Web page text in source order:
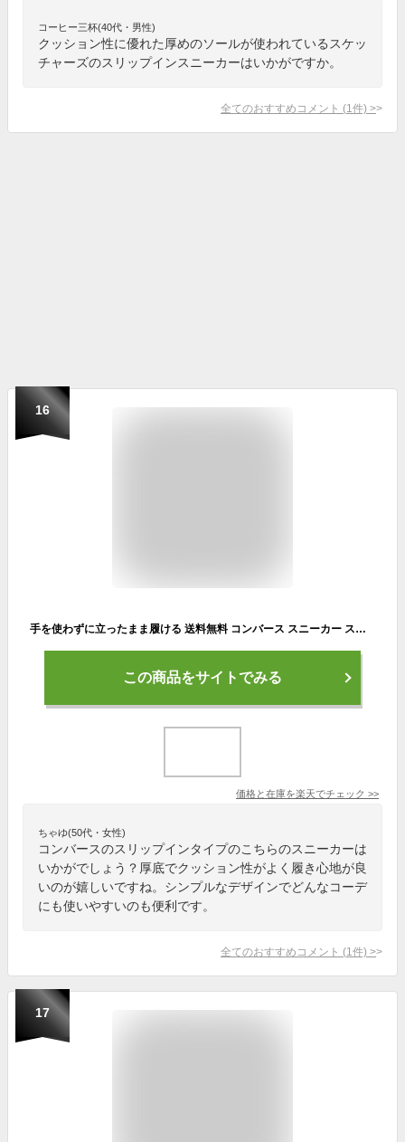
コーヒー三杯(40代・男性)
クッション性に優れた厚めのソールが使われているスケッ
チャーズのスリップインスニーカーはいかがですか。
全てのおすすめコメント (1 件) >
16
手を使わずに立ったまま履ける 送料無料 コンバース スニーカー スリッポン メンズ CONVERSE RUNNING CAVESTAR ケイブスター SS スリットスライド ロウカット デイリー カジュアル ランニング ジョギング ウォーキング シューズ 靴 定番 2025春新作
この商品をサイトでみる
価格と在庫を楽天でチェック >>
ちゃゆ(50代・女性)
コンバースのスリップインタイプのこちらのスニーカーは
いかがでしょう？厚底でクッション性がよく履き心地が良
いのが嬉しいですね。シンプルなデザインでどんなコーデ
にも使いやすいのも便利です。
全てのおすすめコメント (1 件) >
17